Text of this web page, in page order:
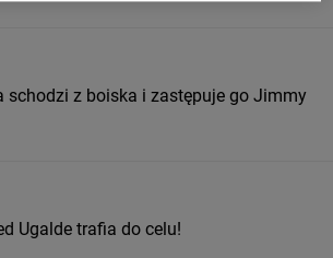
schodzi z boiska i zastępuje go Jimmy
Ugalde trafia do celu!